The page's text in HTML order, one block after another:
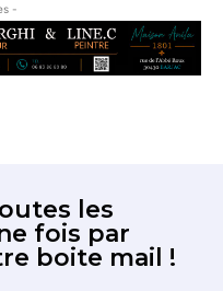
-
les
fois par
boite mail !